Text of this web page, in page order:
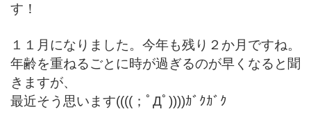
す！
１１月になりました。今年も残り２か月ですね。
年齢を重ねるごとに時が過ぎるのが早くなると聞
きますが、
最近そう思います(((( ；ﾟДﾟ ))))ｶﾞｸｶﾞｸ